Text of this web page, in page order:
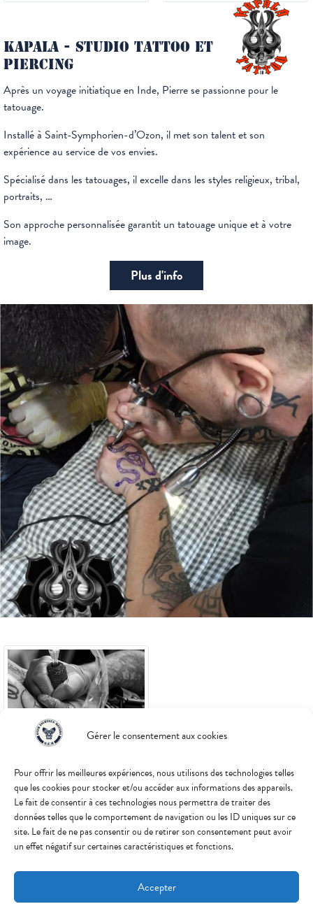
Gérer le consentement aux cookies
Pour offrir les meilleures expériences, nous utilisons des technologies telles
que les cookies pour stocker et/ou accéder aux informations des appareils.
Le fait de consentir à ces technologies nous permettra de traiter des
données telles que le comportement de navigation ou les ID uniques sur ce
site. Le fait de ne pas consentir ou de retirer son consentement peut avoir
un effet négatif sur certaines caractéristiques et fonctions.
Accepter
KAPALA - STUDIO TATTOO ET
PIERCING
Après un voyage initiatique en Inde, Pierre se passionne pour le
tatouage.
Installé à Saint-Symphorien-d’Ozon, il met son talent et son
expérience au service de vos envies.
Spécialisé dans les tatouages, il excelle dans les styles religieux, tribal,
portraits, …
Son approche personnalisée garantit un tatouage unique et à votre
image.
Plus d'info
Tattoo/Piercing Shop
Vous avez un projet tattoo ou
Découvrir le studio
15 Rue Jules Ferry, 69360 Saint-
Symphorien-d'Ozon